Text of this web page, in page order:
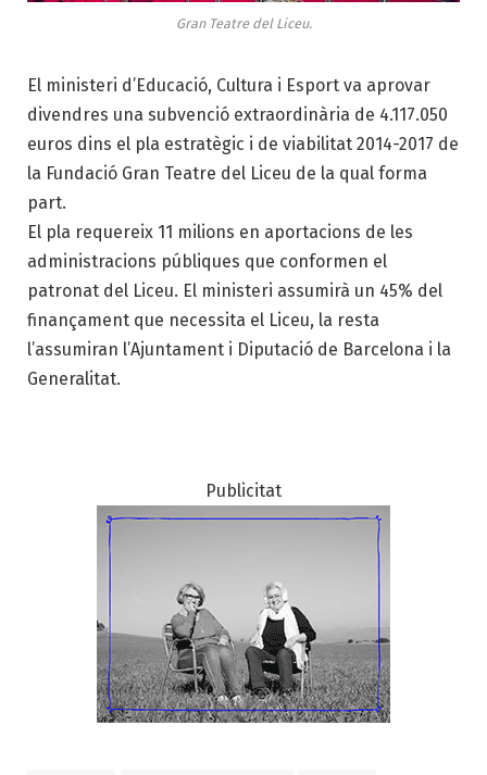
Gran Teatre del Liceu.
El ministeri d’Educació, Cultura i Esport va aprovar
divendres una subvenció extraordinària de 4.117.050
euros dins el pla estratègic i de viabilitat 2014-2017 de
la Fundació Gran Teatre del Liceu de la qual forma
part.
El pla requereix 11 milions en aportacions de les
administracions públiques que conformen el
patronat del Liceu. El ministeri assumirà un 45% del
finançament que necessita el Liceu, la resta
l’assumiran l’Ajuntament i Diputació de Barcelona i la
Generalitat.
Publicitat